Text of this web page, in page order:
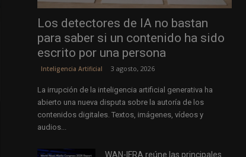
Los detectores de IA no bastan
para saber si un contenido ha sido
escrito por una persona
Inteligencia Artificial 3 agosto, 2026
La irrupción de la inteligencia artificial generativa ha
abierto una nueva disputa sobre la autoría de los
contenidos digitales. Textos, imágenes, vídeos y
audios...
WAN-IFRA reúne las principales